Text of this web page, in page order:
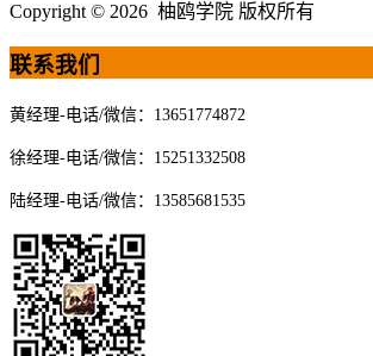
Copyright © 2026 柚鸥学院 版权所有
联系我们
黄经理-电话/微信：13651774872
徐经理-电话/微信：15251332508
陆经理-电话/微信：13585681535